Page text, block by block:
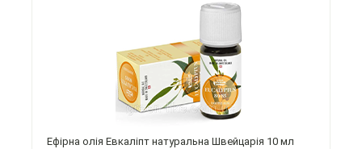
Ефірна олія Евкаліпт натуральна Швейцарія 10 мл